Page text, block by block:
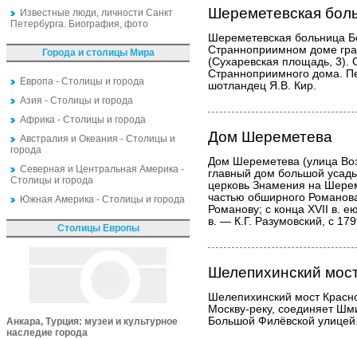
Известные люди, личности Санкт
Петербурга. Биография, фото
Города и столицы Мира
Европа - Столицы и города
Азия - Столицы и города
Африка - Столицы и города
Австралия и Океания - Столицы и
города
Северная и Центральная Америка -
Столицы и города
Южная Америка - Столицы и города
Столицы Европы
Анкара, Турция: музеи и культурное
наследие города
Шереметевская
Шереметевская больница
Странноприимном доме
(Сухаревская площадь, 3).
Странноприимного дома.
шотландец Я.В. Кир.
Дом Шереметева
Дом Шереметева (улица
главный дом большой
церковь Знамения на
частью обширного
Романову; с конца XVII в.
в. — К.Г. Разумовский, с
Шелепихинский
Шелепихинский мост
Москву-реку, соединяет
Большой Филёвской